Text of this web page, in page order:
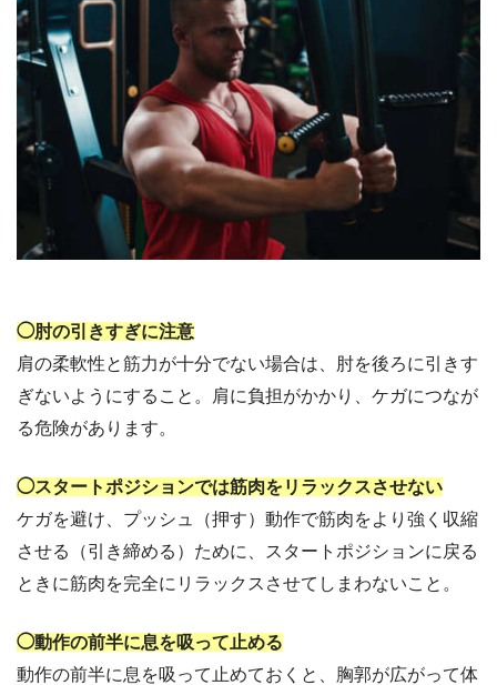
◯肘の引きすぎに注意
肩の柔軟性と筋力が十分でない場合は、肘を後ろに引きす
ぎないようにすること。肩に負担がかかり、ケガにつなが
る危険があります。
◯スタートポジションでは筋肉をリラックスさせない
ケガを避け、プッシュ（押す）動作で筋肉をより強く収縮
させる（引き締める）ために、スタートポジションに戻る
ときに筋肉を完全にリラックスさせてしまわないこと。
◯動作の前半に息を吸って止める
動作の前半に息を吸って止めておくと、胸郭が広がって体